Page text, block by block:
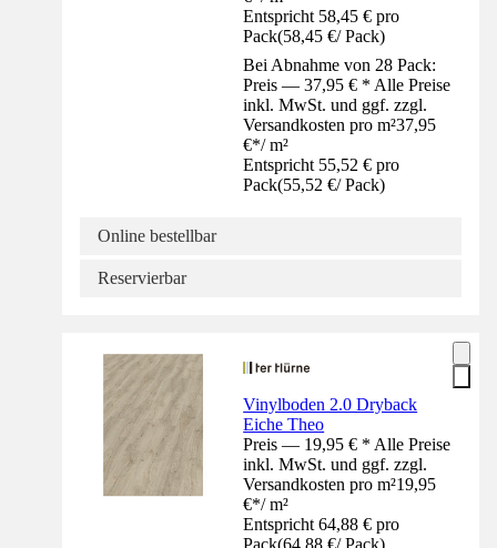
Entspricht 58,45 € pro
Pack(58,45 €/ Pack)
Bei Abnahme von 28 Pack:
Preis — 37,95 € * Alle Preise
inkl. MwSt. und ggf. zzgl.
Versandkosten pro m²37,95
€*/ m²
Entspricht 55,52 € pro
Pack(55,52 €/ Pack)
Online bestellbar
Reservierbar
Vinylboden 2.0 Dryback
Eiche Theo
Preis — 19,95 € * Alle Preise
inkl. MwSt. und ggf. zzgl.
Versandkosten pro m²19,95
€*/ m²
Entspricht 64,88 € pro
Pack(64,88 €/ Pack)